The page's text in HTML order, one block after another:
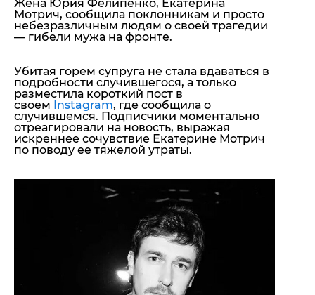
ИноСМИ
Жена Юрия Фелипенко, Екатерина
Мотрич, сообщила поклонникам и просто
небезразличным людям о своей трагедии
— гибели мужа на фронте.
Убитая горем супруга не стала вдаваться в
подробности случившегося, а только
разместила короткий пост в
своем Instagram, где сообщила о
случившемся. Подписчики моментально
отреагировали на новость, выражая
искреннее сочувствие Екатерине Мотрич
по поводу ее тяжелой утраты.